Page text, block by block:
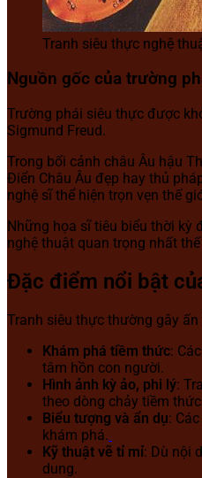
Tranh siêu thực nghệ
Nguồn gốc của trường
Trường phái siêu thực được
Sigmund Freud.
Trong bối cảnh châu Âu hậu
Điển Châu Âu đẹp hay thủ
nghệ sĩ thể hiện trọn vẹn thế
Những họa sĩ tiêu biểu thời kỳ
nghệ thuật quan trọng nhất
Đặc điểm nổi bật
Tranh siêu thực thường gây
Khám phá tiềm thức:
tâm hồn con người.
Hình ảnh kỳ ảo, phi lý:
theo dòng chảy tiềm
Biểu tượng và ẩn dụ:
khám phá.
Kỹ thuật vẽ tỉ mỉ: Dù nội
dung.